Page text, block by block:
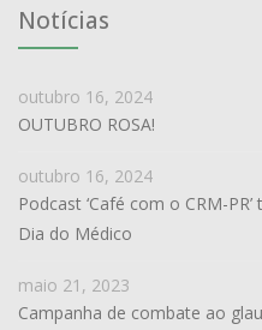
Notícias
outubro 16, 2024
OUTUBRO ROSA!
outubro 16, 2024
Podcast ‘Café com o CRM-
Dia do Médico
maio 21, 2023
Campanha de combate ao